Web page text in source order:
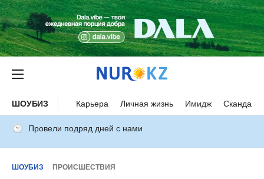
ШОУБИЗ Карьера Личная жизнь Имидж Скандалы
Провели подряд дней с нами
ШОУБИЗ ПРОИСШЕСТВИЯ